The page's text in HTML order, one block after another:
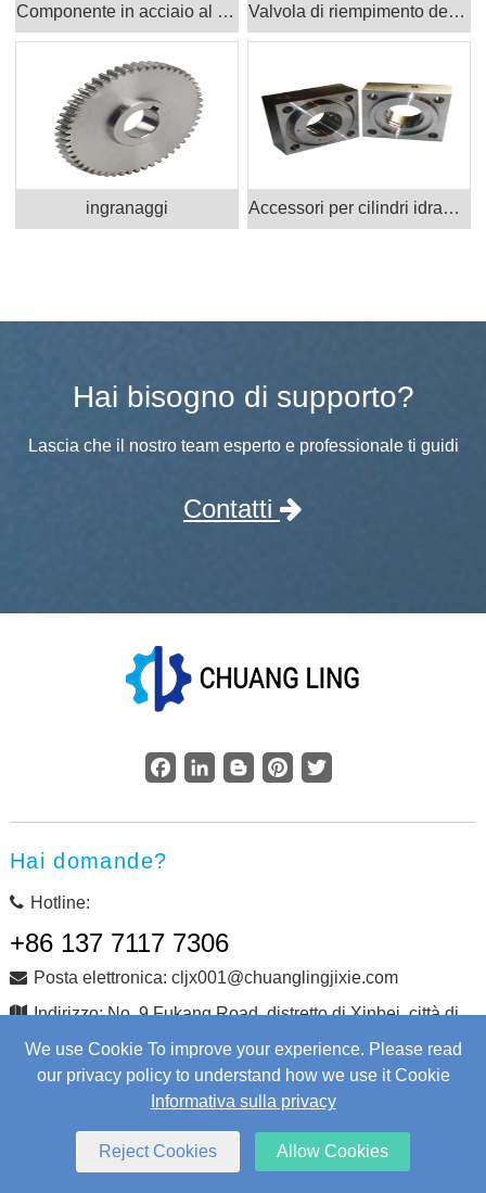
We use Cookie To improve your experience. Please read
our privacy policy to understand how we use it Cookie
Informativa sulla privacy
Reject Cookies Allow Cookies
Componente in acciaio al carbonio Valvola di riempimento dell'olio
ingranaggi Accessori per cilindri idraulici
Hai bisogno di supporto?
Lascia che il nostro team esperto e professionale ti guidi
Contatti
Facebook
LinkedInBloggerPinterestTwitter
Hai domande?
Hotline:
+86 137 7117 7306
Posta elettronica: cljx001@chuanglingjixie.com
Indirizzo: No. 9 Fukang Road, distretto di Xinbei, città di
Changzhou, provincia di Jiangsu, Cina
Tutti i diritti riservati.
Web Development
by Wangke
mappa del sito
XML Informativa sulla privacy